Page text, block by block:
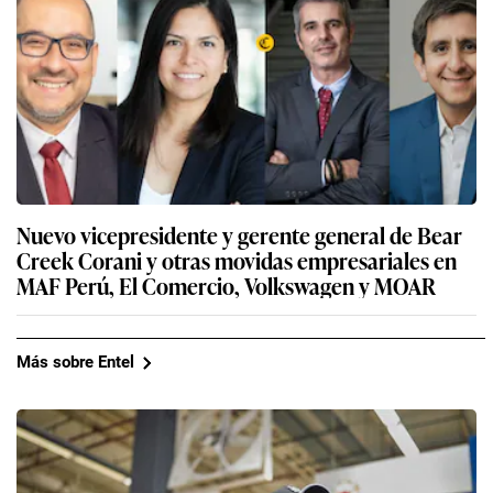
Nuevo vicepresidente y gerente general de Bear
Creek Corani y otras movidas empresariales en
MAF Perú, El Comercio, Volkswagen y MOAR
Más sobre Entel